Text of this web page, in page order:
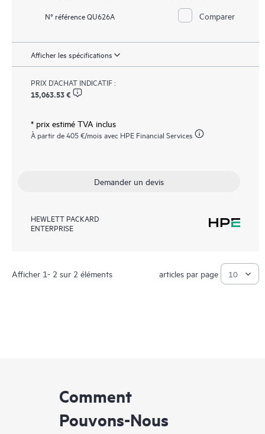
N° référence QU626A Comparer
Afficher les spécifications
PRIX D’ACHAT INDICATIF :
15,063.53 €
* prix estimé TVA inclus
À partir de405 €/mois avec HPE Financial Services
Demander un devis
HEWLETT PACKARD
ENTERPRISE
Afficher 1- 2 sur 2 éléments articles par page
Comment
Pouvons-Nous